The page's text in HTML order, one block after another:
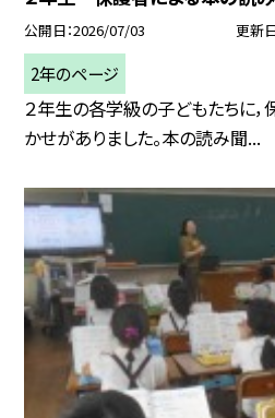
公開日 2026/07/03 更新
2年のページ
２年生の各学級の子どもたちに
かせがありました。本の読み聞...